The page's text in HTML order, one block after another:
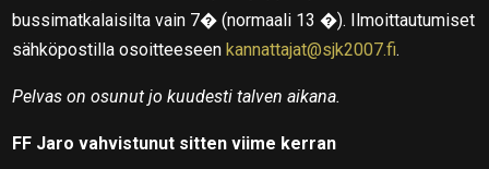
bussimatkalaisilta vain 7� (normaali 13 �). Ilmoittautumiset
sähköpostilla osoitteeseenkannattajat@sjk2007.fi.
Pelvas on osunut jo kuudesti talven aikana.
FF Jaro vahvistunut sitten viime kerran